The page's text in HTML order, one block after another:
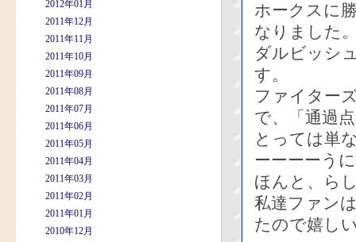
2012年01月
2011年12月
2011年11月
2011年10月
2011年09月
2011年08月
2011年07月
2011年06月
2011年05月
2011年04月
2011年03月
2011年02月
2011年01月
2010年12月
ホークスに
なりました
ダルビッシ
す。
ファイター
で、「通過
とっては単
ーーーーう
ほんと、ら
私達ファン
たので嬉し